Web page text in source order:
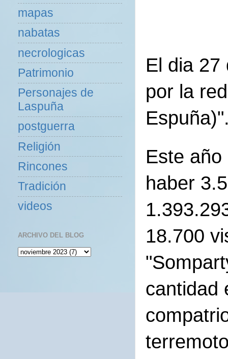
El dia
por la
Este
haber
18.700
cantidad
mapas
nabatas
necrologicas
Patrimonio
Personajes de
Laspuña
postguerra
Religión
Rincones
Tradición
videos
ARCHIVO DEL BLOG